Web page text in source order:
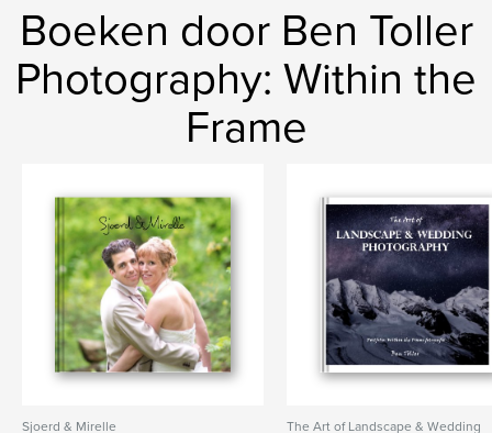
Boeken door Ben Toller
Photography: Within the
Frame
Sjoerd & Mirelle
The Art of Landscape & Wedding